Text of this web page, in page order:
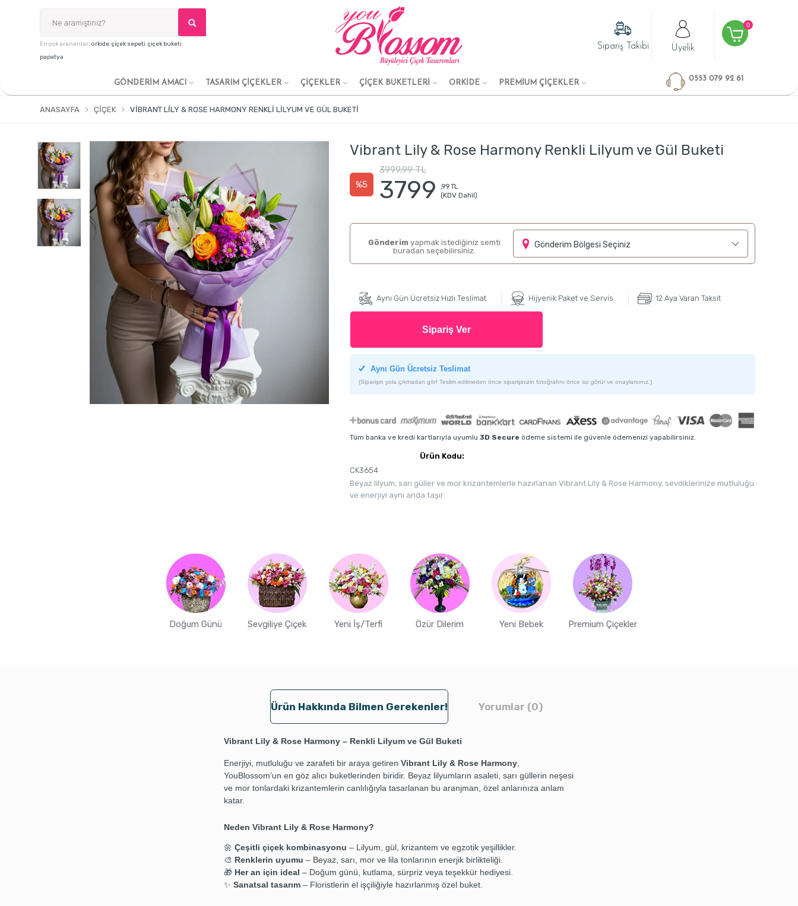
En çok arananlar: orkide,çiçek sepeti,çiçek buketi,
papatya
Sipariş Takibi Üyelik
0
GÖNDERİM AMACI TASARIM ÇİÇEKLER ÇİÇEKLER ÇİÇEK BUKETLERİ ORKİDE PREMİUM ÇİÇEKLER
0553 079 92 61
ANASAYFA ÇIÇEK VIBRANT LILY & ROSE HARMONY RENKLI LILYUM VE GÜL BUKETI
Vibrant Lily & Rose Harmony Renkli Lilyum ve Gül Buketi
%5
3999,99 TL
3799
,99 TL
(KDV Dahil)
Gönderim yapmak istediğiniz semti
buradan seçebilirsiniz.
Gönderim Bölgesi Seçiniz
Aynı Gün Ücretsiz Hızlı Teslimat Hijyenik Paket ve Servis 12 Aya Varan Taksit
Sipariş Ver
Aynı Gün Ücretsiz Teslimat
(Siparişin yola çıkmadan gör! Teslim edilmeden önce siparişinizin fotoğrafını önce siz görür ve onaylarsınız.)
Tüm banka ve kredi kartlarıyla uyumlu 3D Secure ödeme sistemi ile güvenle ödemenizi yapabilirsiniz.
Ürün Kodu:
CK3654
Beyaz lilyum, sarı güller ve mor krizantemlerle hazırlanan Vibrant Lily & Rose Harmony, sevdiklerinize mutluluğu
ve enerjiyi aynı anda taşır.
Doğum Günü Sevgiliye Çiçek Yeni İş/Terfi Özür Dilerim Yeni Bebek Premium Çiçekler
Ürün Hakkında Bilmen Gerekenler! Yorumlar (0)
Vibrant Lily & Rose Harmony – Renkli Lilyum ve Gül Buketi
Enerjiyi, mutluluğu ve zarafeti bir araya getiren Vibrant Lily & Rose Harmony,
YouBlossom’un en göz alıcı buketlerinden biridir. Beyaz lilyumların asaleti, sarı güllerin neşesi
ve mor tonlardaki krizantemlerin canlılığıyla tasarlanan bu aranjman, özel anlarınıza anlam
katar.
Neden Vibrant Lily & Rose Harmony?
🌼 Çeşitli çiçek kombinasyonu – Lilyum, gül, krizantem ve egzotik yeşillikler.
🎨 Renklerin uyumu – Beyaz, sarı, mor ve lila tonlarının enerjik birlikteliği.
🎁 Her an için ideal – Doğum günü, kutlama, sürpriz veya teşekkür hediyesi.
✨ Sanatsal tasarım – Floristlerin el işçiliğiyle hazırlanmış özel buket.